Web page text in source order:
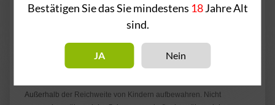
Inhaltsstoffe: Propylenglykol, Pflanzenglycerin, Aromastoffe &
Bei Unwohlsein nach dem Gebrauch bitte einen Arzt kontaktieren
Außerhalb der Reichweite von Kindern aufbewahren. Nicht
Bestätigen Sie das Sie mindestens 18Jahre Alt
sind.
JA Nein